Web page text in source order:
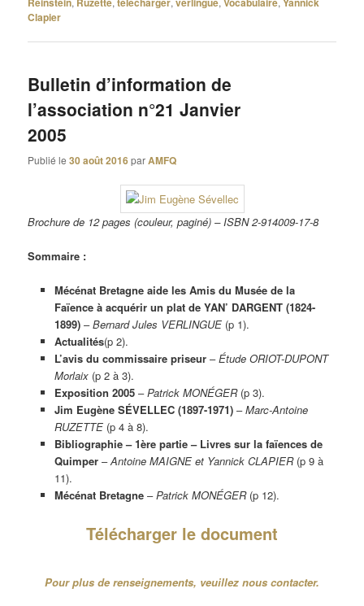
Clapier
Bulletin d’information de
l’association n°21 Janvier
2005
Publié le30 août 2016parAMFQ
Brochure de 12 pages (couleur, paginé) – ISBN 2-914009-17-8
Sommaire :
Mécénat Bretagne aide les Amis du Musée de la
Faïence à acquérir un plat de YAN’ DARGENT (1824-
1899)–Bernard Jules VERLINGUE (p 1).
Actualités(p 2).
L’avis du commissaire priseur–Étude ORIOT-DUPONT
Morlaix(p 2 à 3).
Exposition 2005–Patrick MONÉGER (p 3).
Jim Eugène SÉVELLEC (1897-1971)–Marc-Antoine
RUZETTE(p 4 à 8).
Bibliographie – 1ère partie – Livres sur la faïences de
Quimper–Antoine MAIGNE et Yannick CLAPIER(p 9 à
11).
Mécénat Bretagne–Patrick MONÉGER(p 12).
Télécharger le document
Pour plus de renseignements, veuillez nous contacter.